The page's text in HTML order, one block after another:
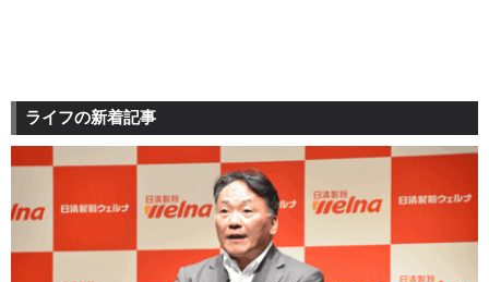
ライフの新着記事